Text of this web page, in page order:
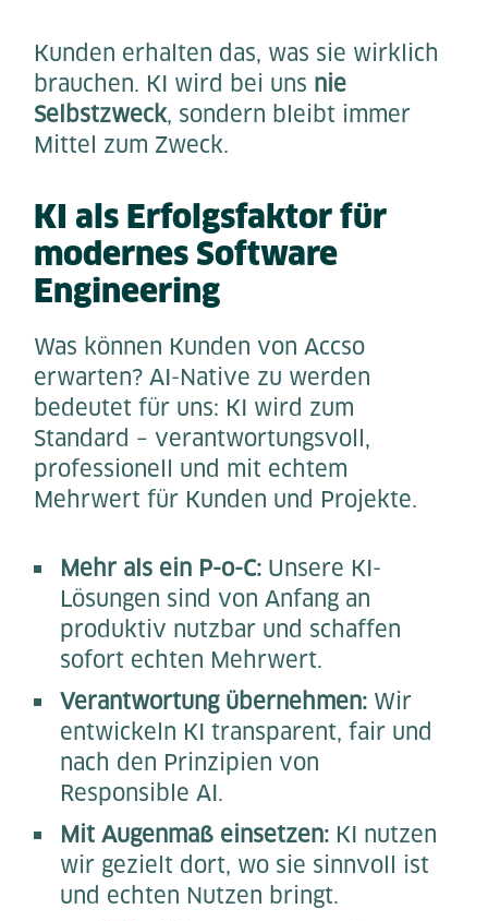
Kunden erhalten das, was sie wirklich
brauchen. KI wird bei uns nie
Selbstzweck, sondern bleibt immer
Mittel zum Zweck.
KI als Erfolgsfaktor für
modernes Software
Engineering
Was können Kunden von Accso
erwarten? AI-Native zu werden
bedeutet für uns: KI wird zum
Standard – verantwortungsvoll,
professionell und mit echtem
Mehrwert für Kunden und Projekte.
Mehr als ein P-o-C: Unsere KI-
Lösungen sind von Anfang an
produktiv nutzbar und schaffen
sofort echten Mehrwert.
Verantwortung übernehmen: Wir
entwickeln KI transparent, fair und
nach den Prinzipien von
Responsible AI.
Mit Augenmaß einsetzen: KI nutzen
wir gezielt dort, wo sie sinnvoll ist
und echten Nutzen bringt.